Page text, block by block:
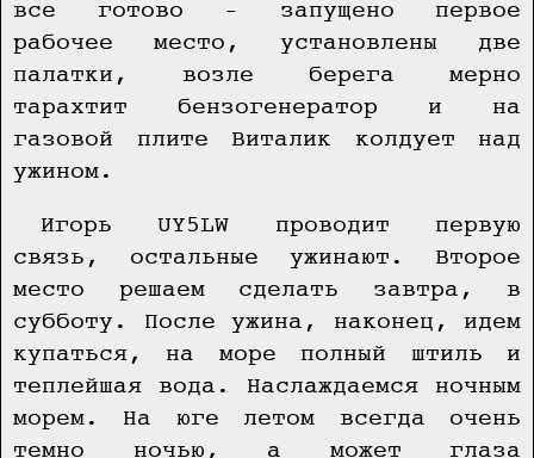
все готово – запущено первое
рабочее место, установлены две
палатки, возле берега мерно
тарахтит бензогенератор и на
газовой плите Виталик колдует над
ужином.
Игорь UY5LW проводит первую
связь, остальные ужинают. Второе
место решаем сделать завтра, в
субботу. После ужина, наконец, идем
купаться, на море полный штиль и
теплейшая вода. Наслаждаемся ночным
морем. На юге летом всегда очень
темно ночью, а может глаза